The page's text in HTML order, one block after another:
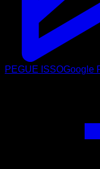
PEGUE ISSOGoogle